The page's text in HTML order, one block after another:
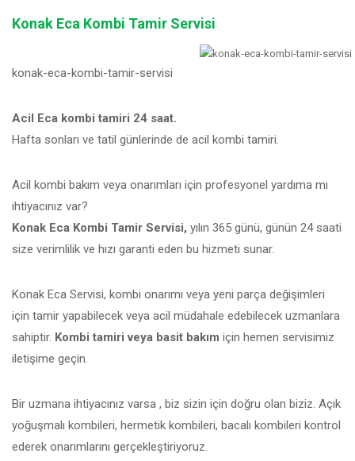
Konak Eca Kombi Tamir Servisi
konak-eca-kombi-tamir-servisi
Acil Eca kombi tamiri 24 saat.
Hafta sonları ve tatil günlerinde de acil kombi tamiri.
Acil kombi bakım veya onarımları için profesyonel yardıma mı
ihtiyacınız var?
Konak Eca Kombi Tamir Servisi, yılın 365 günü, günün 24 saati
size verimlilik ve hızı garanti eden bu hizmeti sunar.
Konak Eca Servisi, kombi onarımı veya yeni parça değişimleri
için tamir yapabilecek veya acil müdahale edebilecek uzmanlara
sahiptir. Kombi tamiri veya basit bakım için hemen servisimiz
iletişime geçin.
Bir uzmana ihtiyacınız varsa , biz sizin için doğru olan biziz. Açık
yoğuşmalı kombileri, hermetik kombileri, bacalı kombileri kontrol
ederek onarımlarını gerçekleştiriyoruz.